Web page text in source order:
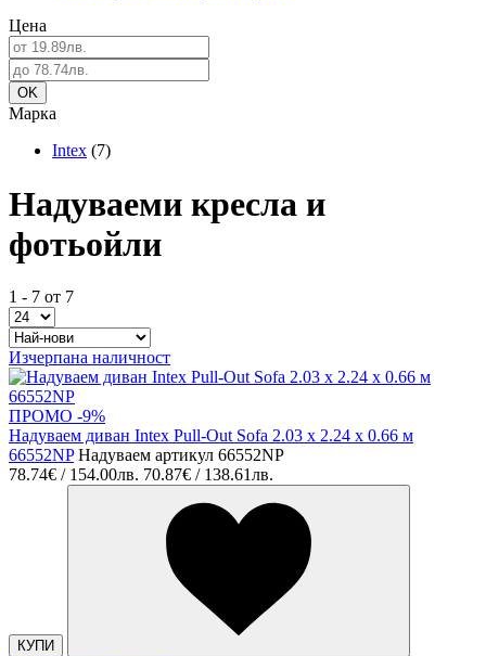
Цена
Марка
Intex (7)
Надуваеми кресла и
фотьойли
1 - 7 от 7
Изчерпана наличност
ПРОМО -9%
Надуваем диван Intex Pull-Out Sofa 2.03 x 2.24 x 0.66 м
66552NP Надуваем артикул 66552NP
78.74€ / 154.00лв. 70.87€ / 138.61лв.
КУПИ